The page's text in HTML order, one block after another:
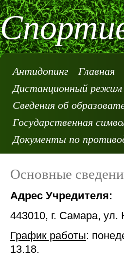
Антидопинг Главная
Дистанционный режим
Сведения об
Государственная
Документы по
Основные
Адрес Учредителя:
443010, г. Самара,
График работы:
13.18.